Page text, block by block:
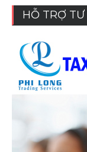
HỖ TRỢ TƯ